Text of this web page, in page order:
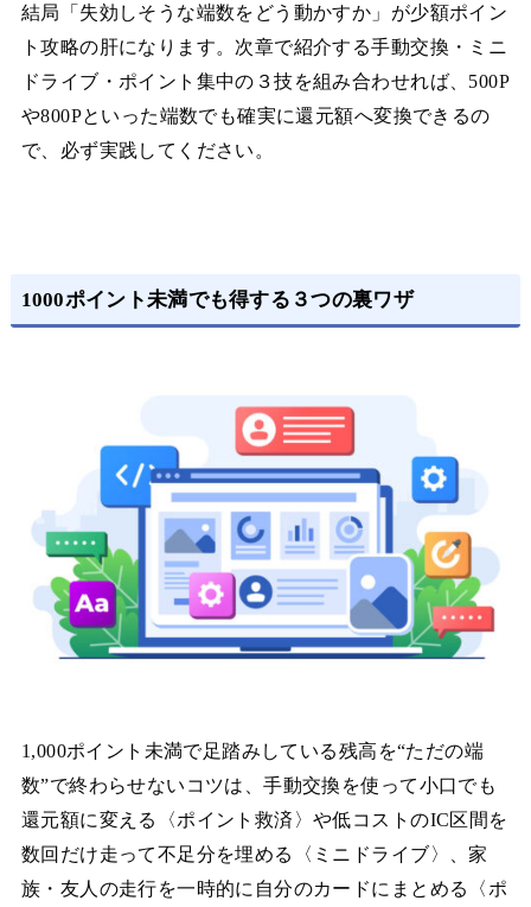
結局「失効しそうな端数をどう動かすか」が少額ポイン
ト攻略の肝になります。次章で紹介する手動交換・ミニ
ドライブ・ポイント集中の３技を組み合わせれば、500P
や800Pといった端数でも確実に還元額へ変換できるの
で、必ず実践してください。
1000ポイント未満でも得する３つの裏ワザ
1,000ポイント未満で足踏みしている残高を“ただの端
数”で終わらせないコツは、手動交換を使って小口でも
還元額に変える〈ポイント救済〉や低コストのIC区間を
数回だけ走って不足分を埋める〈ミニドライブ〉、家
族・友人の走行を一時的に自分のカードにまとめる〈ポ